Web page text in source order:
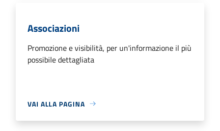
Associazioni
Promozione e visibilità, per un'informazione il più
possibile dettagliata
VAI ALLA PAGINA